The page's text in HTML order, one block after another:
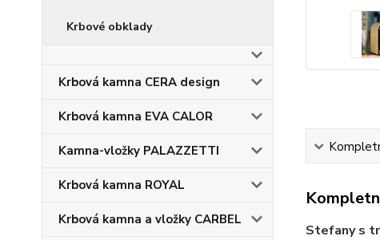
Krbové obklady
Krbová kamna CERA design
Krbová kamna EVA CALOR
Kamna-vložky PALAZZETTI
Krbová kamna ROYAL
Krbová kamna a vložky CARBEL
Stefany s